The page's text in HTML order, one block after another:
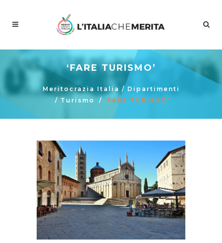
‘FARE TURISMO’
Meritocrazia Italia / Dipartimenti
/ Turismo / ‘FARE TURISMO’